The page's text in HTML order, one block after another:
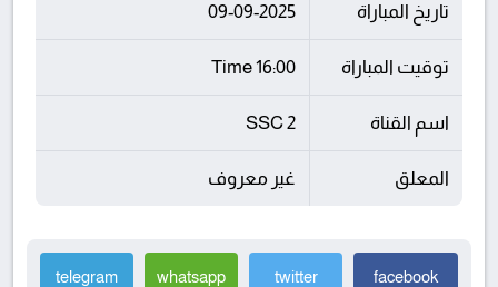
تاريخ المباراة 09-09-2025
توقيت المباراة 16:00 Time
اسم القناة SSC 2
المعلق غير معروف
facebook
twitter
whatsapp
telegram